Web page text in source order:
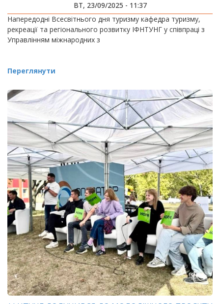
ВТ, 23/09/2025 - 11:37
Напередодні Всесвітнього дня туризму кафедра туризму,
рекреації та регіонального розвитку ІФНТУНГ у співпраці з
Управлінням міжнародних з
Переглянути